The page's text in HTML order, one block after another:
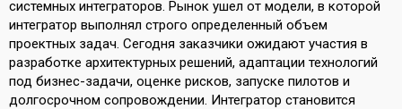
системных интеграторов. Рынок ушел от модели, в которой
интегратор выполнял строго определенный объем
проектных задач. Сегодня заказчики ожидают участия в
разработке архитектурных решений, адаптации технологий
под бизнес-задачи, оценке рисков, запуске пилотов и
долгосрочном сопровождении. Интегратор становится